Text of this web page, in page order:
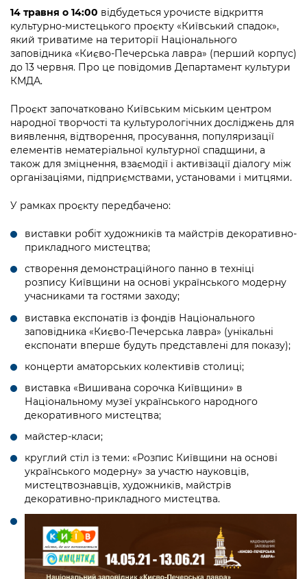
Рішення та розпорядження
Проєкти розпоряджень, що
перебувають на погодженні КМВА
Рішення Київради
Контактна інформація
Графік роботи та прийому громадян
Вакансії
Регуляторна діяльність
Промисловість і наука Києва
Підприємства, установи, організації
Kyiv International Relations
Річні звіти
Гендерна політика
Київська міська військова адміністрація
Освіта та навчальні заклади
Дороги, транспорт та парковки
Навколишнє середовище міста
Культура, спорт, дозвілля
Бізнес та ліцензування
Фінанси та бюджет
Безпека та правопорядок
Ритуальні послуги
Іноземцям / For foreigners
Пам'ятки культурної спадщини
Портал Захисників та Захисниць
Портал послуг
Міський застосунок Київ Цифровий
Важливе під час воєнного стану
Громадська експертиза
Громадський бюджет
Консультації з громадськістю
Петиції
Відкритий бюджет
Контактний центр
Допомога учасникам АТО
Рада з питань внутрішньо переміщених
адміністрації
«Ініціатива «Партнерство «Відкритий
Уряд» – місцевий рівень»
Важливе під час воєнного стану
Інформація з обмеженим доступом
Подати запит онлайн
Проекти нормативно-правових та
Нормативна база
Питання і відповіді про публічну
інформацію
Порядок оскарження рішень, дій чи
Звіти про опрацювання запитів на
Інформація для споживачів
Про відкриті дані
Портал даних Києва
Медіагалерея
Підписатися на новини та анонси від
КМДА / Subscribe to announcements
from the KCSA
Порядок акредитації медіа /
Accreditation process
Подати журналістський запит /
Submitting a media request
стану / Rules for media coverage of
Контакти для медіа / Contacts for mass
media
Портал Послуг
14 травня о 14:00 відбудеться урочисте відкриття
культурно-мистецького проєкту «Київський спадок»,
який триватиме на території Національного
заповідника «Києво-Печерська лавра» (перший корпус)
до 13 червня. Про це повідомив Департамент культури
КМДА.
Проєкт започатковано Київським міським центром
народної творчості та культурологічних досліджень для
виявлення, відтворення, просування, популяризації
елементів нематеріальної культурної спадщини, а
також для зміцнення, взаємодії і активізації діалогу між
організаціями, підприємствами, установами і митцями.
У рамках проєкту передбачено:
виставки робіт художників та майстрів декоративно-
прикладного мистецтва;
створення демонстраційного панно в техніці
розпису Київщини на основі українського модерну
учасниками та гостями заходу;
виставка експонатів із фондів Національного
заповідника «Києво-Печерська лавра» (унікальні
експонати вперше будуть представлені для показу);
концерти аматорських колективів столиці;
виставка «Вишивана сорочка Київщини» в
Національному музеї українського народного
декоративного мистецтва;
майстер-класи;
круглий стіл із теми: «Розпис Київщини на основі
українського модерну» за участю науковців,
мистецтвознавців, художників, майстрів
декоративно-прикладного мистецтва.